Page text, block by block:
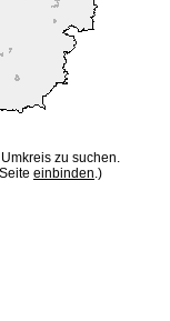
zu suchen.
einbinden.)